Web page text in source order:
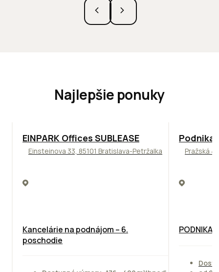
Najlepšie ponuky
TOP ODPORÚČAME
EINPARK Offices SUBLEASE
Einsteinova 33, 85101 Bratislava-Petržalka
Kancelárie na podnájom – 6.
poschodie
Pražská